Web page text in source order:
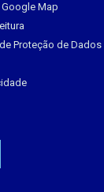
Map
Proteção de Dados